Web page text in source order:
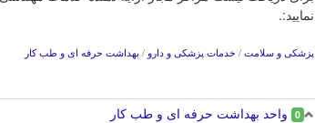
نمایید:.
پزشکی و سلامت / خدمات پزشکی و دارو / بهداشت حرفه ای و طب کار
0 واحد بهداشت حرفه ای و طب کار